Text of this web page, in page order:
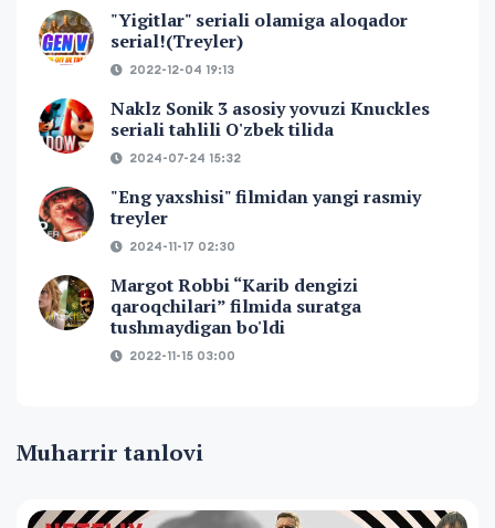
"Yigitlar" seriali olamiga aloqador
serial!(Treyler)
2022-12-04 19:13
Naklz Sonik 3 asosiy yovuzi Knuckles
seriali tahlili O'zbek tilida
2024-07-24 15:32
"Eng yaxshisi" filmidan yangi rasmiy
treyler
2024-11-17 02:30
Margot Robbi “Karib dengizi
qaroqchilari” filmida suratga
tushmaydigan bo'ldi
2022-11-15 03:00
Muharrir tanlovi